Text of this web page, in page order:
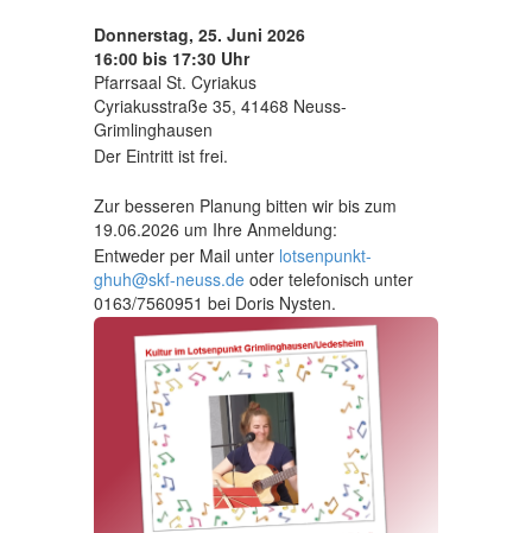
Donnerstag, 25. Juni 2026
16:00 bis 17:30 Uhr
Pfarrsaal St. Cyriakus
Cyriakusstraße 35, 41468 Neuss-
Grimlinghausen
Der Eintritt ist frei.
Zur besseren Planung bitten wir bis zum
19.06.2026 um Ihre Anmeldung:
Entweder per Mail unter lotsenpunkt-
ghuh@skf-neuss.de oder telefonisch unter
0163/7560951 bei Doris Nysten.